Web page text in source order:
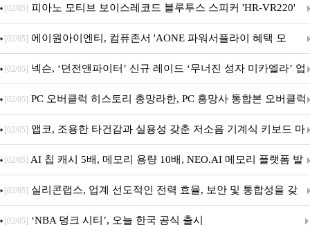
[02/05] 피아노 모티브 보이스레코드 블루투스 스피커 'HR-VR220'
출시
[02/05] 에이원아이엔티, 컴퓨존서 'AONE 파워서플라이 혜택 모
음.ZIP' 이벤트 진행
[02/05] 넥슨, ‘던전앤파이터’ 신규 레이드 ‘무너진 성자 미카엘라’ 업
데이트!
[02/05] PC 오버클럭 히스토리 총망라한, PC 흥망사 통합본 오버클럭
특집(1-4편)
[02/05] 앱코, 조용한 타건감과 실용성 갖춘 저소음 기계식 키보드 마
우스 세트 'KM580' 출시
[02/05] AI 칩 캐시 5배, 메모리 용량 10배, NEO.AI 메모리 플랫폼 발
표
[02/05] 실리콘랩스, 업계 선도적인 전력 효율, 보안 및 통합성을 갖
춘 초저전력 블루투스 LE SoC ‘BG2B’ 공개
[02/05] ‘NBA 덩크 시티’, 오늘 한국 공식 출시